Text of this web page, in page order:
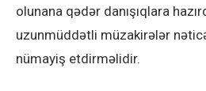
olunana qədər danışıqlara
uzunmüddətli müzakirələr
nümayiş etdirməlidir.